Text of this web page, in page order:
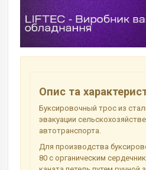
Опис та
Буксировочный трос из
эвакуации
автотранспорта.
Для производства
80 с органическим